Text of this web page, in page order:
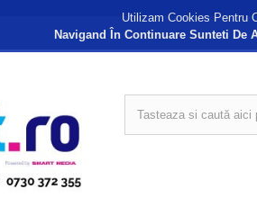
Utilizam Cookies Pentru
Navigand În Continuare Sunteti De